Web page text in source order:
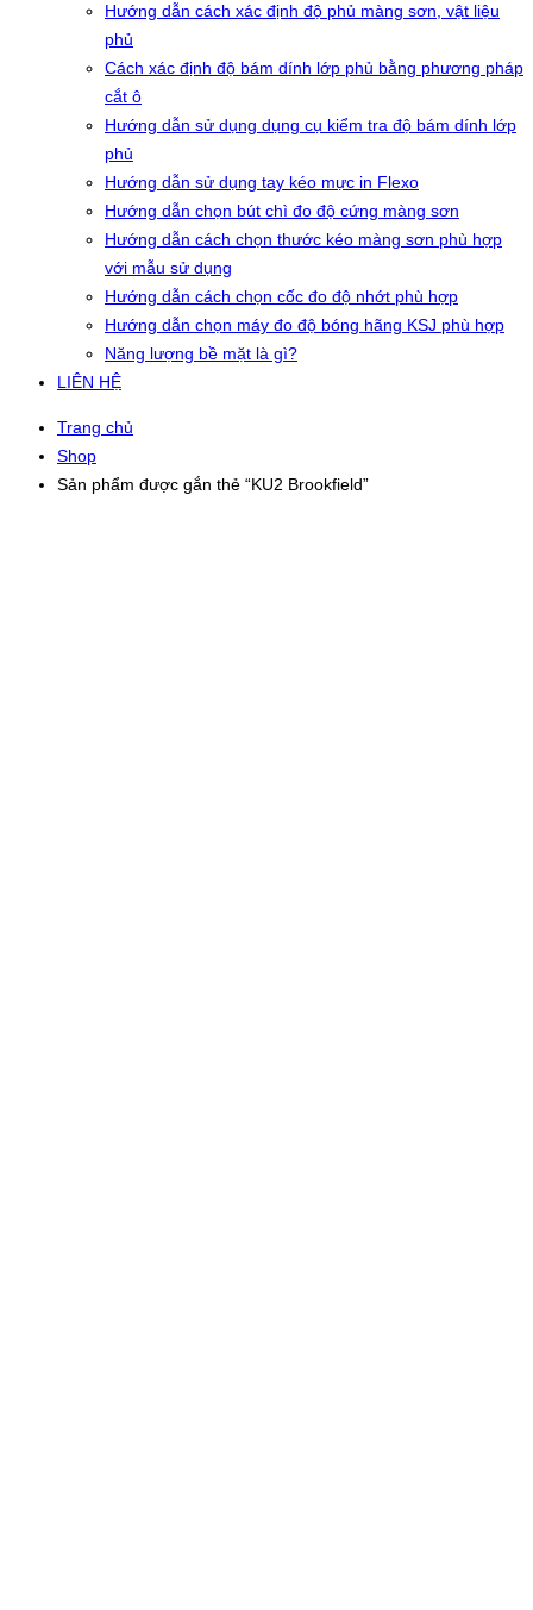
Hướng dẫn cách xác định độ phủ màng sơn, vật liệu
phủ
Cách xác định độ bám dính lớp phủ bằng phương pháp
cắt ô
Hướng dẫn sử dụng dụng cụ kiểm tra độ bám dính lớp
phủ
Hướng dẫn sử dụng tay kéo mực in Flexo
Hướng dẫn chọn bút chì đo độ cứng màng sơn
Hướng dẫn cách chọn thước kéo màng sơn phù hợp
với mẫu sử dụng
Hướng dẫn cách chọn cốc đo độ nhớt phù hợp
Hướng dẫn chọn máy đo độ bóng hãng KSJ phù hợp
Năng lượng bề mặt là gì?
LIÊN HỆ
Trang chủ
Shop
Sản phẩm được gắn thẻ “KU2 Brookfield”